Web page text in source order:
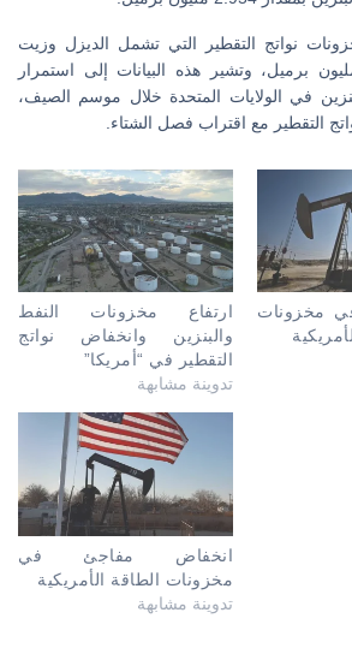
نواتج التقطير التي تشمل الديزل وزيت
بمقدار 2.342 مليون برميل، وتشير هذه البيانات إلى استمرار
في الولايات المتحدة خلال موسم الصيف،
التقطير مع اقتراب فصل الشتاء.
ارتفاع مخزونات النفط
والبنزين وانخفاض نواتج
التقطير في “أمريكا”
تدوينة مشابهة
مخزونات
انخفاض مفاجئ في
مخزونات الطاقة الأمريكية
تدوينة مشابهة